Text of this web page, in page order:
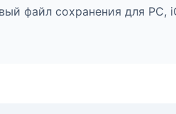
файл сохранения для PC,